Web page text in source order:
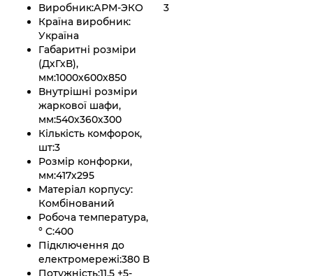
Виробник:АРМ-ЭКО
Країна виробник:
Україна
Габаритні розміри
(ДхГхВ),
мм:1000х600х850
Внутрішні розміри
жаркової шафи,
мм:540х360х300
Кількість комфорок,
шт:3
Розмір конфорки,
мм:417х295
Матеріал корпусу:
Комбінований
Робоча температура,
° C:400
Підключення до
електромережі:380 В
Потужність:11,5 +5-
3